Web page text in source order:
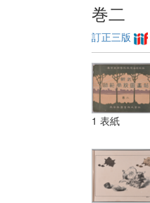
巻二
訂正三版
1 表紙